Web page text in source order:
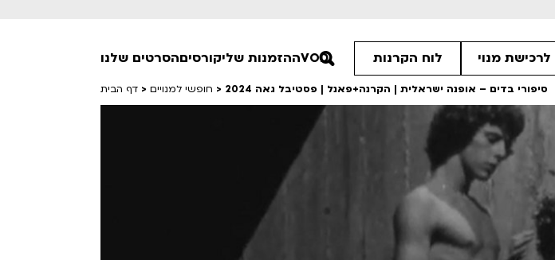
הסרטים שלנוקורסיםההזמנות שליVOD לוח הקרנות לרכישת מנוי
דף הבית > חופשי למנויים > סיפורי בדים – אופנה ישראלית | הקרנה+פאנל | פסטיבל גאה 2024